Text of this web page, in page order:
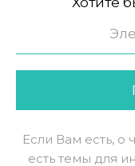
Если Вам есть, о
есть темы для